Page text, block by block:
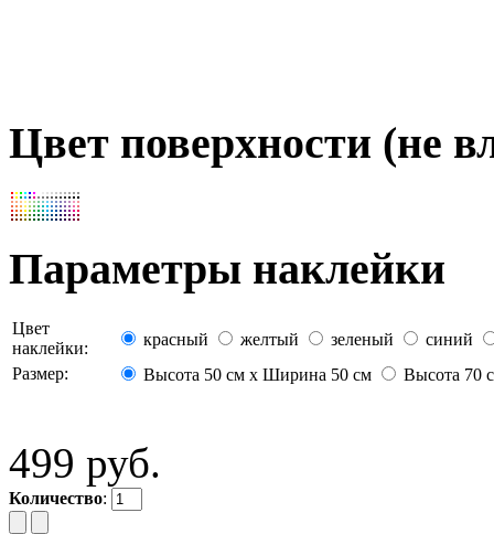
Цвет поверхности (не
Параметры наклейки
Цвет
наклейки:
красный желтый зеленый
синий
Размер:
Высота 50 см х Ширина 50 см Высота 70
499 руб.
Количество: